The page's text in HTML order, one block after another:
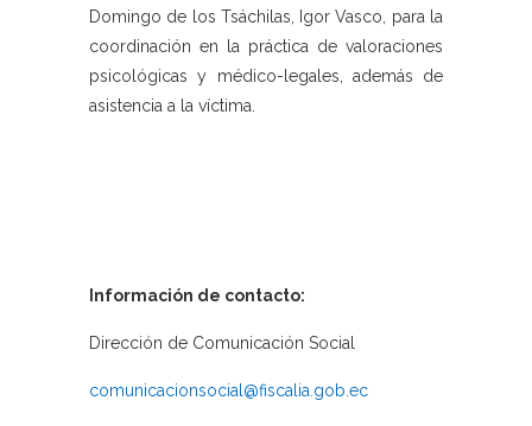
Domingo de los Tsáchilas, Igor Vasco, para la
coordinación en la práctica de valoraciones
psicológicas y médico-legales, además de
asistencia a la víctima.
Información de contacto:
Dirección de Comunicación Social
comunicacionsocial@fiscalia.gob.ec